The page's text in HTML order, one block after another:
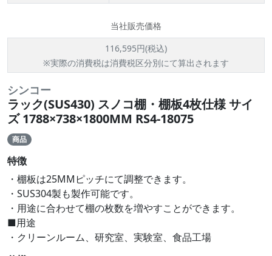
当社販売価格
116,595円(税込)
※実際の消費税は消費税区分別にて算出されます
シンコー
ラック(SUS430) スノコ棚・棚板4枚仕様 サイ
ズ 1788×738×1800MM RS4-18075
商品
特徴
・棚板は25MMピッチにて調整できます。
・SUS304製も製作可能です。
・用途に合わせて棚の枚数を増やすことができます。
■用途
・クリーンルーム、研究室、実験室、食品工場